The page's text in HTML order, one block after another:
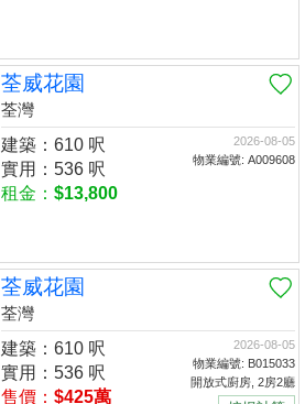
荃威花園
荃灣
2026-08-05
物業編號: A009608
建築：610 呎
實用：536 呎
租金： $13,800
荃威花園
荃灣
2026-08-05
物業編號: B015033
開放式廚房, 2房2廳
建築：610 呎
實用：536 呎
售價： $425萬